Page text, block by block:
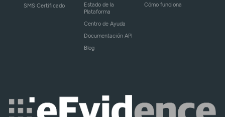
SMS Certificado
Estado de la
Plataforma
Centro de Ayuda
Documentación API
Blog
Cómo funciona